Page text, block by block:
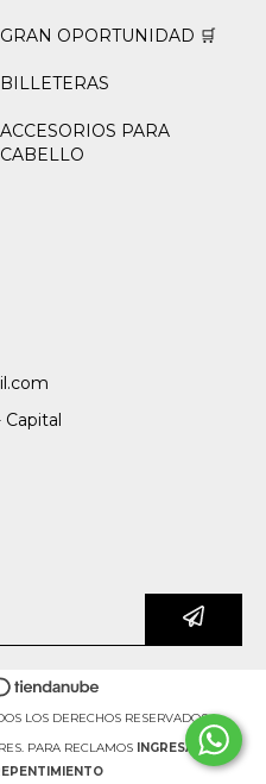
GRAN OPORTUNIDAD 🛒
BILLETERAS
ACCESORIOS PARA
CABELLO
LOS DERECHOS RESERVADOS.
PARA RECLAMOS
INGRESÁ ACÁ.